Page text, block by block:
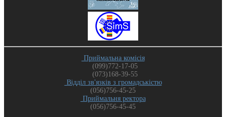
Приймальна комісія
(099)772-17-05
(073)168-39-55
Відділ зв'язків з громадськістю
(056)756-45-25
Приймальня ректора
(056)756-45-45